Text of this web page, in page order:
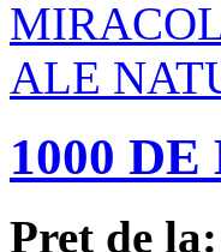
1000
Pret de la: